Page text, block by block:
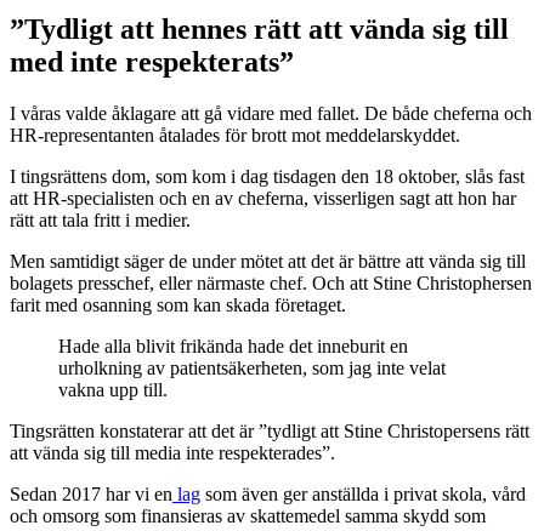
”Tydligt att hennes rätt att vända sig till
med inte respekterats”
I våras valde åklagare att gå vidare med fallet. De både cheferna och
HR-representanten åtalades för brott mot meddelarskyddet.
I tingsrättens dom, som kom i dag tisdagen den 18 oktober, slås fast
att HR-specialisten och en av cheferna, visserligen sagt att hon har
rätt att tala fritt i medier.
Men samtidigt säger de under mötet att det är bättre att vända sig till
bolagets presschef, eller närmaste chef. Och att Stine Christophersen
farit med osanning som kan skada företaget.
Hade alla blivit frikända hade det inneburit en
urholkning av patientsäkerheten, som jag inte velat
vakna upp till.
Tingsrätten konstaterar att det är ”tydligt att Stine Christopersens rätt
att vända sig till media inte respekterades”.
Sedan 2017 har vi en lag som även ger anställda i privat skola, vård
och omsorg som finansieras av skattemedel samma skydd som